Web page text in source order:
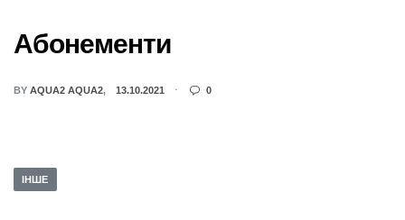
Абонементи
BY AQUA2 AQUA2 13.10.2021 0
ІНШЕ